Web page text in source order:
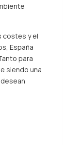
costes y el
España
para
siendo una